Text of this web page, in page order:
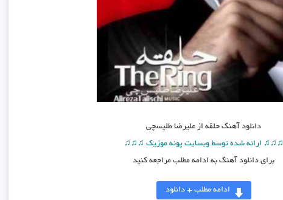
دانلود آهنگحلقه از علیرضا طلیسچی
♫♫♫ ارائه شده توسط وبسایت پونه موزیک ♫♫♫
برای دانلود آهنگ به ادامه مطلب مراجعه کنید
ادامه مطلب + دانلود